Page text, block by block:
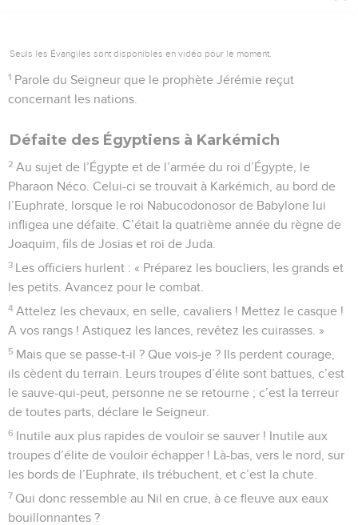
Seuls les Évangiles sont disponibles en vidéo pour le moment.
1 Parole du Seigneur que le prophète Jérémie reçut
concernant les nations.
Défaite des Égyptiens à Karkémich
2 Au sujet de l’Égypte et de l’armée du roi d’Égypte, le
Pharaon Néco. Celui-ci se trouvait à Karkémich, au bord de
l’Euphrate, lorsque le roi Nabucodonosor de Babylone lui
infligea une défaite. C’était la quatrième année du règne de
Joaquim, fils de Josias et roi de Juda.
3 Les officiers hurlent : « Préparez les boucliers, les grands et
les petits. Avancez pour le combat.
4 Attelez les chevaux, en selle, cavaliers ! Mettez le casque !
A vos rangs ! Astiquez les lances, revêtez les cuirasses. »
5 Mais que se passe-t-il ? Que vois-je ? Ils perdent courage,
ils cèdent du terrain. Leurs troupes d’élite sont battues, c’est
le sauve-qui-peut, personne ne se retourne ; c’est la terreur
de toutes parts, déclare le Seigneur.
6 Inutile aux plus rapides de vouloir se sauver ! Inutile aux
troupes d’élite de vouloir échapper ! Là-bas, vers le nord, sur
les bords de l’Euphrate, ils trébuchent, et c’est la chute.
7 Qui donc ressemble au Nil en crue, à ce fleuve aux eaux
bouillonnantes ?